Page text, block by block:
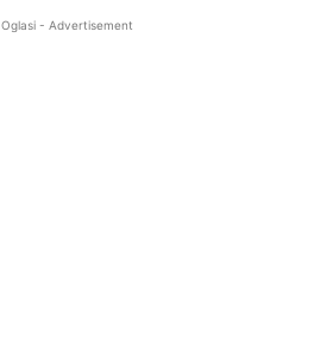
Oglasi - Advertisement